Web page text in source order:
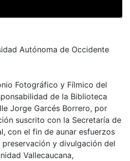
Autónoma de Occidente
Fotográfico y Fílmico del
de la Biblioteca
Jorge Garcés Borrero, por
suscrito con la Secretaría de
con el fin de aunar esfuerzos
y divulgación del
Vallecaucana,